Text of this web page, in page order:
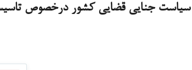
جنایی قضایی کشور درخصوص